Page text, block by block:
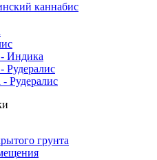
каннабис
Индика
Рудералис
Рудералис
грунта